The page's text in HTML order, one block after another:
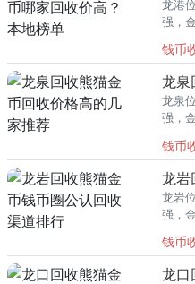
龙港
强，
熊猫
回收
钱币
龙泉
强，
熊猫
回收
钱币
龙岩
强，
熊猫
回收
钱币